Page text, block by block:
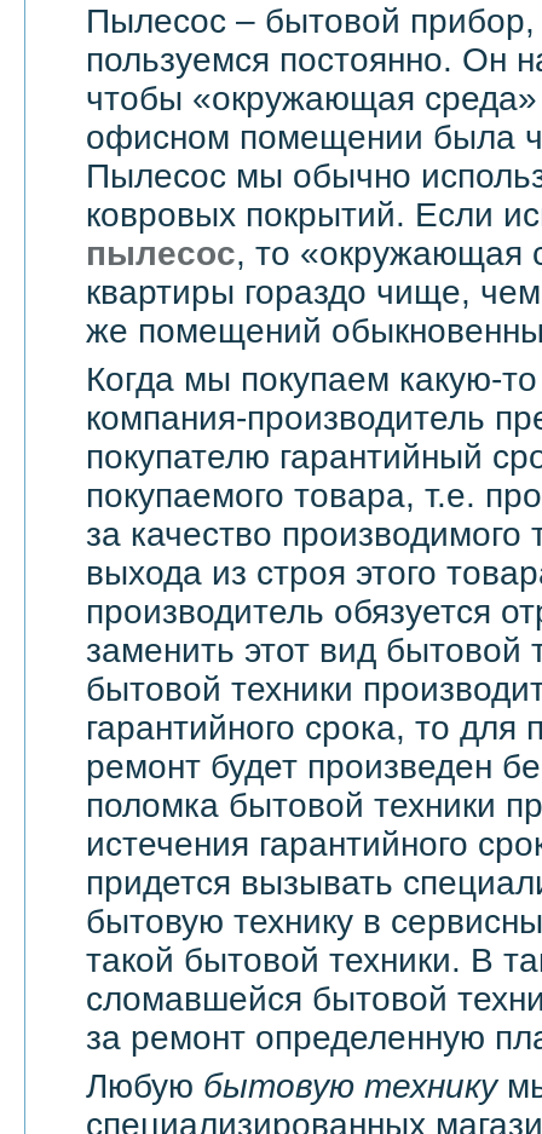
Пылесос – бытовой
пользуемся постоянно. Он
чтобы «окружающая среда»
офисном помещении была
Пылесос мы обычно
ковровых покрытий. Если
пылесос, то «окружающая
квартиры гораздо чище,
же помещений
Когда мы покупаем какую-
компания-производитель
покупателю гарантийный
покупаемого товара, т.е.
за качество производимого
выхода из строя этого
производитель обязуется
заменить этот вид бытовой
бытовой техники
гарантийного срока, то для
ремонт будет произведен
поломка бытовой техники
истечения гарантийного
придется вызывать
бытовую технику в
такой бытовой техники. В
сломавшейся бытовой
за ремонт определенную
Любую бытовую технику
специализированных